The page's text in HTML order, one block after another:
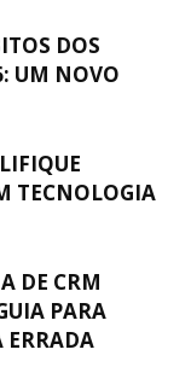
DOS
UM NOVO
TECNOLOGIA
DE CRM
PARA
ERRADA